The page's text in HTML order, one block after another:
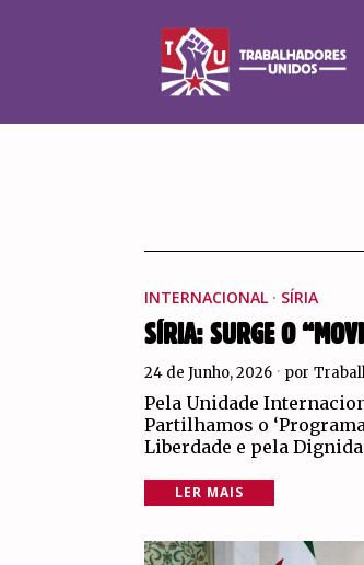
INTERNACIONAL · SÍRIA
SÍRIA: SURGE O
24 de Junho, 2026 por
Pela Unidade
Partilhamos o
Liberdade e pela
LER MAIS